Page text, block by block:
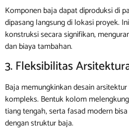
Komponen baja dapat diproduksi di
dipasang langsung di lokasi proyek.
konstruksi secara signifikan,
dan biaya tambahan.
3. Fleksibilitas
Baja memungkinkan desain
kompleks. Bentuk kolom
tiang tengah, serta fasad modern
dengan struktur baja.